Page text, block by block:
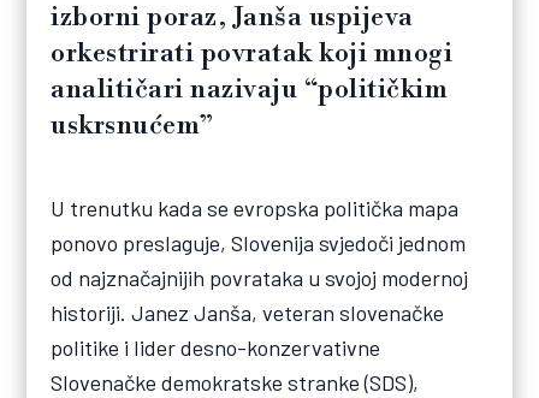
izborni poraz, Janša uspijeva
orkestrirati povratak koji mnogi
analitičari nazivaju “političkim
uskrsnućem”
U trenutku kada se evropska politička mapa
ponovo preslaguje, Slovenija svjedoči jednom
od najznačajnijih povrataka u svojoj modernoj
historiji. Janez Janša, veteran slovenačke
politike i lider desno-konzervativne
Slovenačke demokratske stranke (SDS),